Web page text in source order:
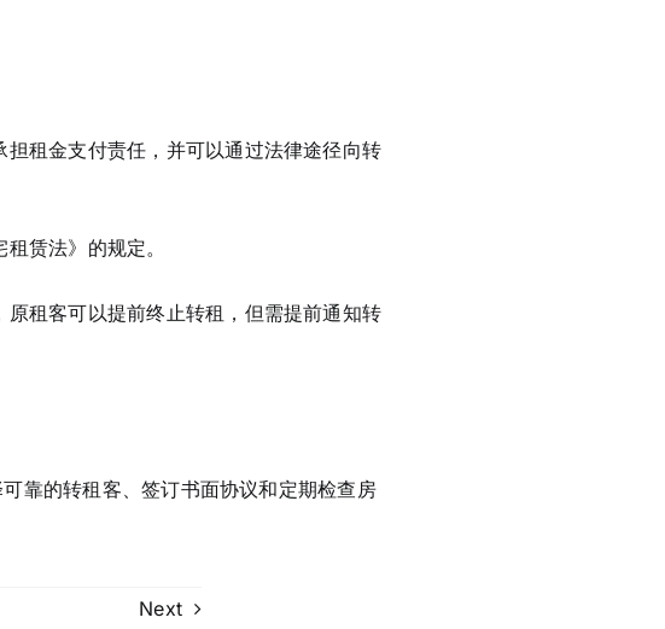
租金支付责任，并可以通过法律途径向转
赁法》的规定。
租客可以提前终止转租，但需提前通知转
靠的转租客、签订书面协议和定期检查房
Next